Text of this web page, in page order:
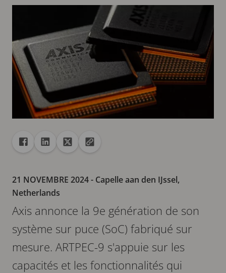
Partager
Partager dans Facebook
Partager dans Linkedin
Partager dans X
Copier url dans le presse-papiers
21 NOVEMBRE 2024- Capelle aan den IJssel,
Netherlands
Axis annonce la 9e génération de son
système sur puce (SoC) fabriqué sur
mesure. ARTPEC-9 s'appuie sur les
capacités et les fonctionnalités qui